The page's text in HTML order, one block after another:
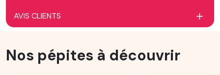
AVIS CLIENTS
Nos pépites à découvrir